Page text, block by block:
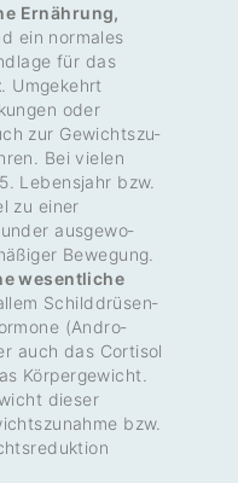
Ernäh­rung,
ein normales
für das
. Umge­kehrt
oder
zur Gewichts­zu­
Bei vielen
Lebens­jahr bzw.
zu einer
ausge­wo­
Bewe­gung.
wesentliche
Schild­drü­sen­
(Andro­
auch das Cortisol
Körper­ge­wicht.
dieser
bzw.